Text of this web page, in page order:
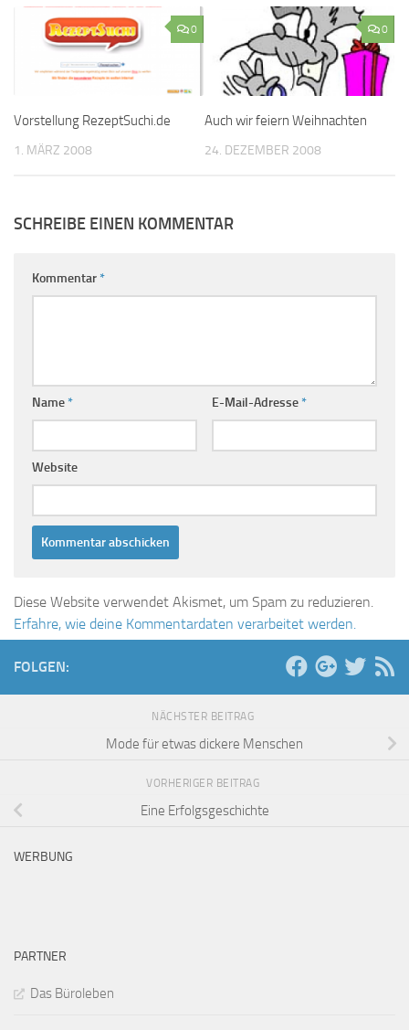
0
Vorstellung RezeptSuchi.de
1. MÄRZ 2008
0
Auch wir feiern Weihnachten
24. DEZEMBER 2008
SCHREIBE EINEN KOMMENTAR
Kommentar*
Name* E-Mail-Adresse*
Website
Diese Website verwendet Akismet, um Spam zu reduzieren.
Erfahre, wie deine Kommentardaten verarbeitet werden.
FOLGEN:
NÄCHSTER BEITRAG
Mode für etwas dickere Menschen
VORHERIGER BEITRAG
Eine Erfolgsgeschichte
WERBUNG
PARTNER
Das Büroleben